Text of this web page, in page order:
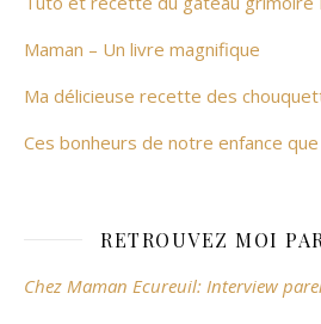
Maman – Un livre magnifique
Ma délicieuse recette des
Ces bonheurs de notre enfance
RETROUVEZ MOI
Chez Maman Ecureuil: Interview